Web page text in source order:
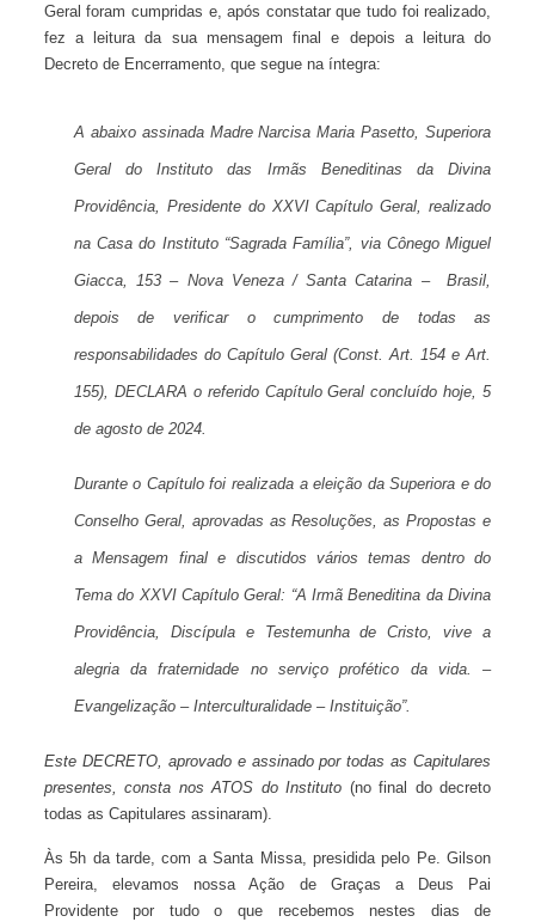
Capítulo Geral foram cumpridas e, após constatar que tudo
foi realizado, fez a leitura da sua mensagem final e depois a
leitura do Decreto de Encerramento, que segue na íntegra:
A abaixo assinada Madre Narcisa Maria Pasetto, Superiora
Geral do Instituto das Irmãs Beneditinas da Divina
Providência, Presidente do XXVI Capítulo Geral, realizado
na Casa do Instituto “Sagrada Família”, via Cônego Miguel
Giacca, 153 – Nova Veneza / Santa Catarina – Brasil,
depois de verificar o cumprimento de todas as
responsabilidades do Capítulo Geral (Const. Art. 154 e Art.
155), DECLARA o referido Capítulo Geral concluído hoje, 5
de agosto de 2024.
Durante o Capítulo foi realizada a eleição da Superiora e do
Conselho Geral, aprovadas as Resoluções, as Propostas e a
Mensagem final e discutidos vários temas dentro do Tema
do XXVI Capítulo Geral: “A Irmã Beneditina da Divina
Providência, Discípula e Testemunha de Cristo, vive a
alegria da fraternidade no serviço profético da vida. –
Evangelização – Interculturalidade – Instituição”.
Este DECRETO, aprovado e assinado por todas as Capitulares
presentes, consta nos ATOS do Instituto (no final do decreto
todas as Capitulares assinaram).
Às 5h da tarde, com a Santa Missa, presidida pelo Pe. Gilson
Pereira, elevamos nossa Ação de Graças a Deus Pai
Providente por tudo o que recebemos nestes dias de